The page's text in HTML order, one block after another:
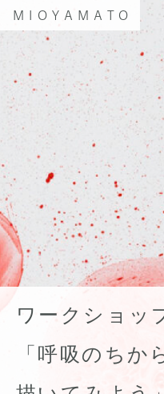
MIOYAMATO
ワークショッ
「呼吸のちか